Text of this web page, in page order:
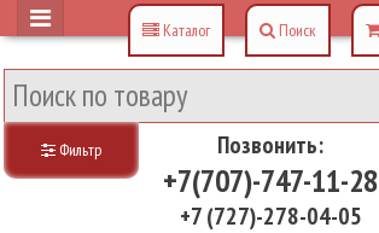
Позвонить:
+7(707)-747-11-28
+7 (727)-278-04-05
Каталог Поиск
Фильтр